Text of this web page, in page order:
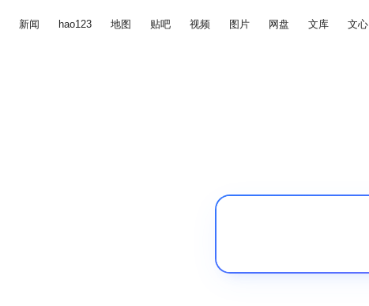
新闻 hao123 地图 贴吧 视频 图片 网盘 文库 文心